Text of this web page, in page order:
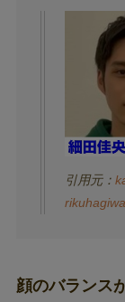
引用元：
顔のバランス